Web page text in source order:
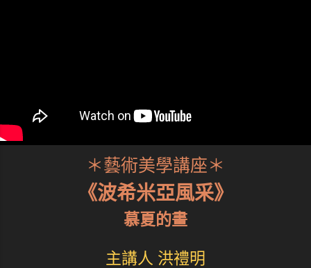
＊藝術美學講座＊
《波希米亞風采》
慕夏的畫
主講人 洪禮明